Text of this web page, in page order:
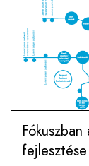
fejlesztése